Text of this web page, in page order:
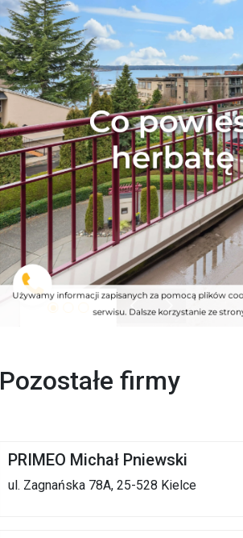
Pozostałe firmy
PRIMEO Michał Pniewski
ul. Zagnańska 78A, 25-528 Kielce